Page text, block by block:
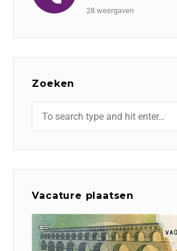
28 weergaven
Zoeken
Vacature plaatsen